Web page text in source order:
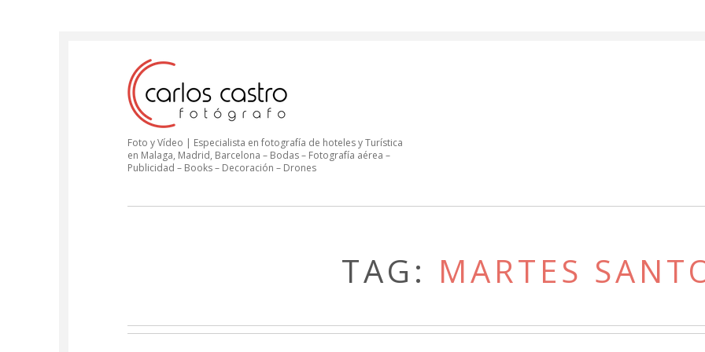
Foto y Vídeo | Especialista en fotografía de hoteles y Turística
en Malaga, Madrid, Barcelona – Bodas – Fotografía aérea –
Publicidad – Books – Decoración – Drones
TAG: MARTES